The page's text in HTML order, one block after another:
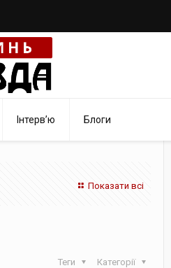
Інтерв’ю Блоги
Показати всі
Категорії
Теги